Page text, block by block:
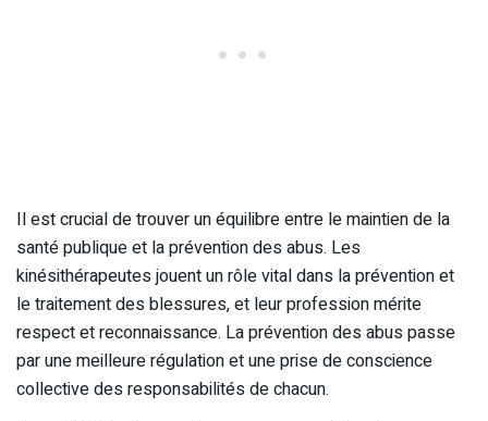
Il est crucial de trouver un équilibre entre le maintien de la
santé publique et la prévention des abus. Les
kinésithérapeutes jouent un rôle vital dans la prévention et
le traitement des blessures, et leur profession mérite
respect et reconnaissance. La prévention des abus passe
par une meilleure régulation et une prise de conscience
collective des responsabilités de chacun.